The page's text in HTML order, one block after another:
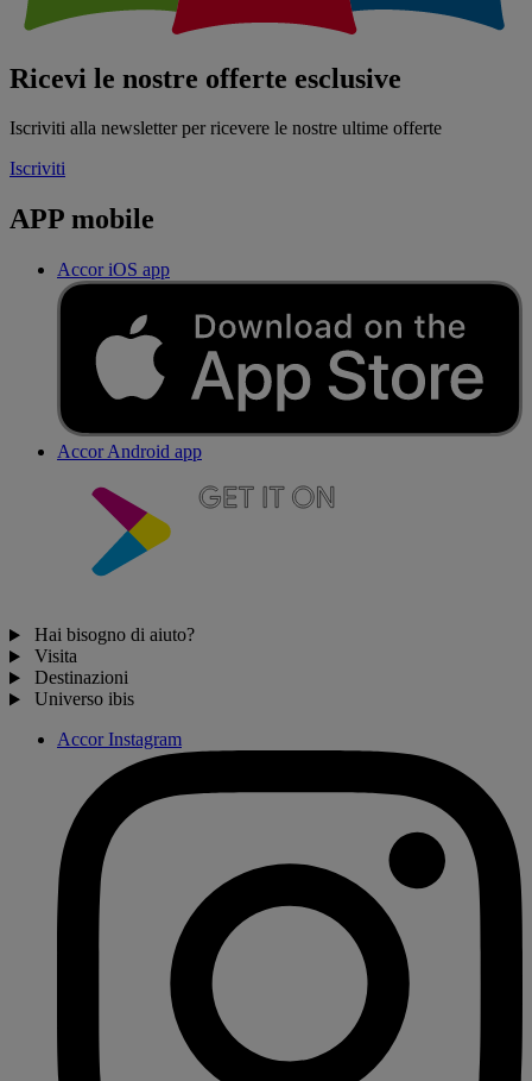
Ricevi le nostre offerte esclusive
Iscriviti alla newsletter per ricevere le nostre ultime offerte
Iscriviti
APP mobile
Accor iOS app
Accor Android app
Hai bisogno di aiuto?
Visita
Destinazioni
Universo ibis
Accor Instagram